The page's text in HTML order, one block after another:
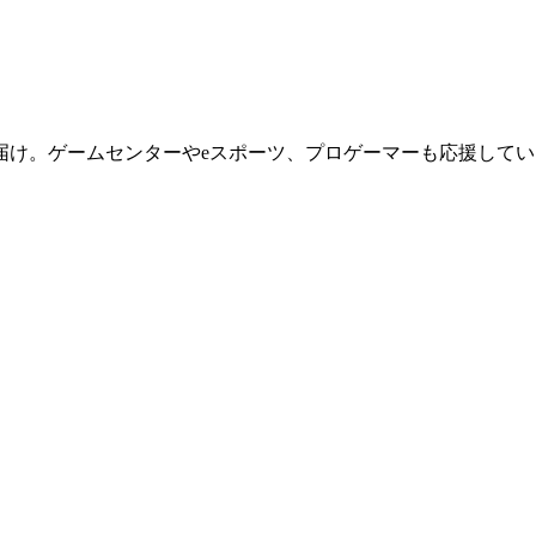
。ゲームセンターやeスポーツ、プロゲーマーも応援して